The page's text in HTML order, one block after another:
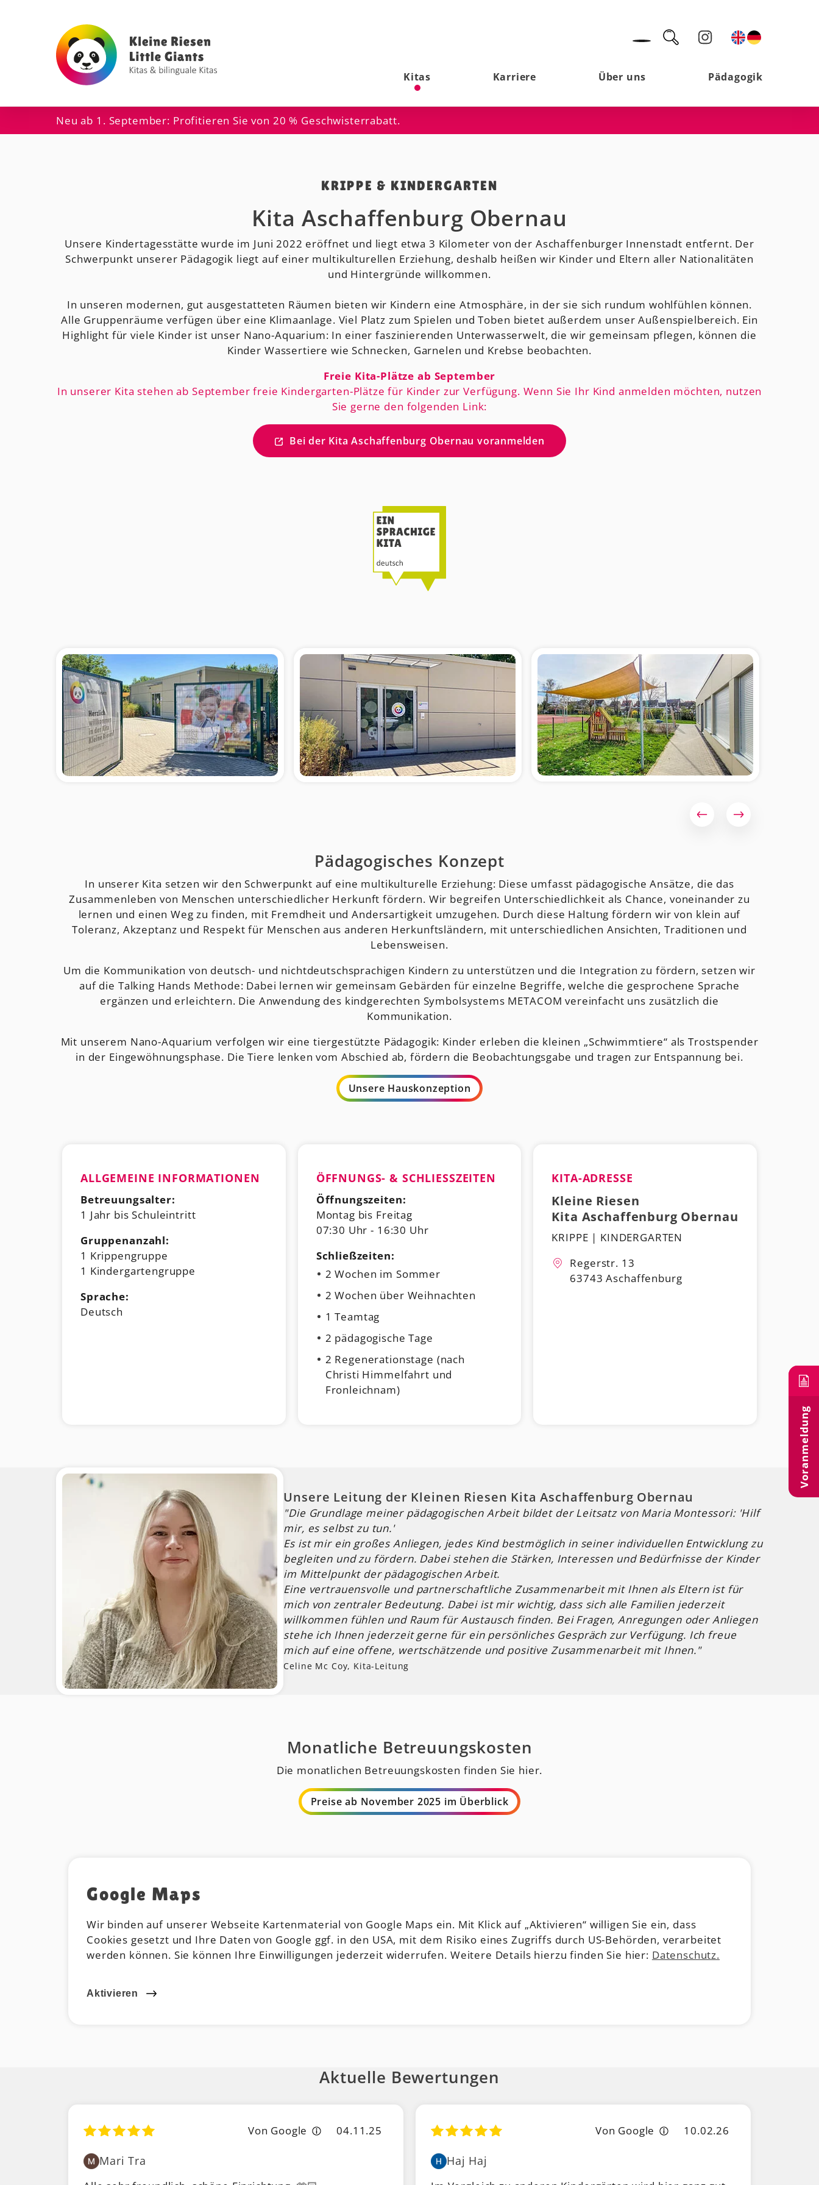
Kitas Karriere Über uns Pädagogik
Neu ab 1. September: Profitieren Sie von 20 % Geschwisterrabatt.
KRIPPE & KINDERGARTEN
Kita Aschaffenburg Obernau
Unsere Kindertagesstätte wurde im Juni 2022 eröffnet und liegt etwa 3 Kilometer von der Aschaffenburger Innenstadt entfernt. Der
Schwerpunkt unserer Pädagogik liegt auf einer multikulturellen Erziehung, deshalb heißen wir Kinder und Eltern aller Nationalitäten
und Hintergründe willkommen.
In unseren modernen, gut ausgestatteten Räumen bieten wir Kindern eine Atmosphäre, in der sie sich rundum wohlfühlen können.
Alle Gruppenräume verfügen über eine Klimaanlage. Viel Platz zum Spielen und Toben bietet außerdem unser Außenspielbereich. Ein
Highlight für viele Kinder ist unser Nano-Aquarium: In einer faszinierenden Unterwasserwelt, die wir gemeinsam pflegen, können die
Kinder Wassertiere wie Schnecken, Garnelen und Krebse beobachten.
Freie Kita-Plätze ab September
In unserer Kita stehen ab September freie Kindergarten-Plätze für Kinder zur Verfügung. Wenn Sie Ihr Kind anmelden möchten, nutzen
Sie gerne den folgenden Link:
Bei der Kita Aschaffenburg Obernau voranmelden
Pädagogisches Konzept
In unserer Kita setzen wir den Schwerpunkt auf eine multikulturelle Erziehung: Diese umfasst pädagogische Ansätze, die das
Zusammenleben von Menschen unterschiedlicher Herkunft fördern. Wir begreifen Unterschiedlichkeit als Chance, voneinander zu
lernen und einen Weg zu finden, mit Fremdheit und Andersartigkeit umzugehen. Durch diese Haltung fördern wir von klein auf
Toleranz, Akzeptanz und Respekt für Menschen aus anderen Herkunftsländern, mit unterschiedlichen Ansichten, Traditionen und
Lebensweisen.
Um die Kommunikation von deutsch- und nichtdeutschsprachigen Kindern zu unterstützen und die Integration zu fördern, setzen wir
auf die Talking Hands Methode: Dabei lernen wir gemeinsam Gebärden für einzelne Begriffe, welche die gesprochene Sprache
ergänzen und erleichtern. Die Anwendung des kindgerechten Symbolsystems METACOM vereinfacht uns zusätzlich die
Kommunikation.
Mit unserem Nano-Aquarium verfolgen wir eine tiergestützte Pädagogik: Kinder erleben die kleinen „Schwimmtiere“ als Trostspender
in der Eingewöhnungsphase. Die Tiere lenken vom Abschied ab, fördern die Beobachtungsgabe und tragen zur Entspannung bei.
Unsere Hauskonzeption
ALLGEMEINE INFORMATIONEN
Betreuungsalter:
1 Jahr bis Schuleintritt
Gruppenanzahl:
1 Krippengruppe
1 Kindergartengruppe
Sprache:
Deutsch
ÖFFNUNGS- & SCHLIESSZEITEN
Öffnungszeiten:
Montag bis Freitag
07:30 Uhr - 16:30 Uhr
Schließzeiten:
2 Wochen im Sommer
2 Wochen über Weihnachten
1 Teamtag
2 pädagogische Tage
2 Regenerationstage (nach
Christi Himmelfahrt und
Fronleichnam)
KITA-ADRESSE
Kleine Riesen
Kita Aschaffenburg Obernau
KRIPPE | KINDERGARTEN
Regerstr. 13
63743 Aschaffenburg
Unsere Leitung der Kleinen Riesen Kita Aschaffenburg Obernau
"Die Grundlage meiner pädagogischen Arbeit bildet der Leitsatz von Maria Montessori: 'Hilf
mir, es selbst zu tun.'
Es ist mir ein großes Anliegen, jedes Kind bestmöglich in seiner individuellen Entwicklung zu
begleiten und zu fördern. Dabei stehen die Stärken, Interessen und Bedürfnisse der Kinder
im Mittelpunkt der pädagogischen Arbeit.
Eine vertrauensvolle und partnerschaftliche Zusammenarbeit mit Ihnen als Eltern ist für
mich von zentraler Bedeutung. Dabei ist mir wichtig, dass sich alle Familien jederzeit
willkommen fühlen und Raum für Austausch finden. Bei Fragen, Anregungen oder Anliegen
stehe ich Ihnen jederzeit gerne für ein persönliches Gespräch zur Verfügung. Ich freue
mich auf eine offene, wertschätzende und positive Zusammenarbeit mit Ihnen."
Celine Mc Coy, Kita-Leitung
Monatliche Betreuungskosten
Die monatlichen Betreuungskosten finden Sie hier.
Preise ab November 2025 im Überblick
Google Maps
Wir binden auf unserer Webseite Kartenmaterial von Google Maps ein. Mit Klick auf „Aktivieren“ willigen Sie ein, dass
Cookies gesetzt und Ihre Daten von Google ggf. in den USA, mit dem Risiko eines Zugriffs durch US-Behörden, verarbeitet
werden können. Sie können Ihre Einwilligungen jederzeit widerrufen. Weitere Details hierzu finden Sie hier: Datenschutz.
Aktivieren
Aktuelle Bewertungen
Von Google 04.11.25
Mari Tra
Von Google 10.02.26
Haj Haj
Voranmeldung